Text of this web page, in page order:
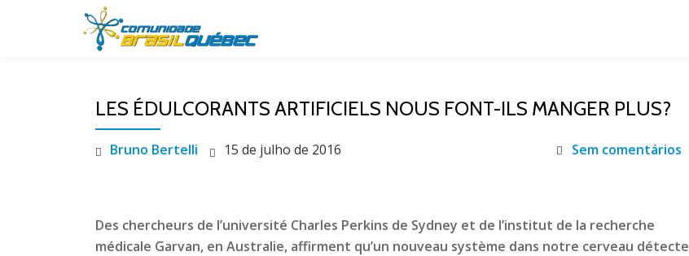
LES ÉDULCORANTS ARTIFICIELS NOUS FONT-ILS MANGER PLUS?
Bruno Bertelli 15 de julho de 2016 Sem comentários
Des chercheurs de l’université Charles Perkins de Sydney et de l’institut de la recherche
médicale Garvan, en Australie, affirment qu’un nouveau système dans notre cerveau détecte